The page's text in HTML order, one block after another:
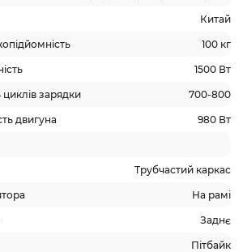
Китай
100 кг
1500 Вт
циклів зарядки 700-800
двигуна 980 Вт
Трубчастий каркас
На рамі
Заднє
Пітбайк